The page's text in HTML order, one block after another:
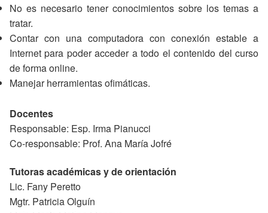
No es necesario tener conocimientos sobre los temas a
tratar.
Contar con una computadora con conexión estable a
Internet para poder acceder a todo el contenido del curso
de forma online.
Manejar herramientas ofimáticas.
Docentes
Responsable: Esp. Irma Pianucci
Co-responsable: Prof. Ana María Jofré
Tutoras académicas y de orientación
Lic. Fany Peretto
Mgtr. Patricia Olguín